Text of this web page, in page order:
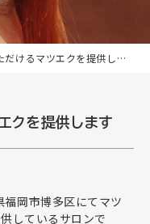
皆様にご満足いただけるマツエクを提供します
クを提供します
岡市博多区にてマツ
しているサロンで